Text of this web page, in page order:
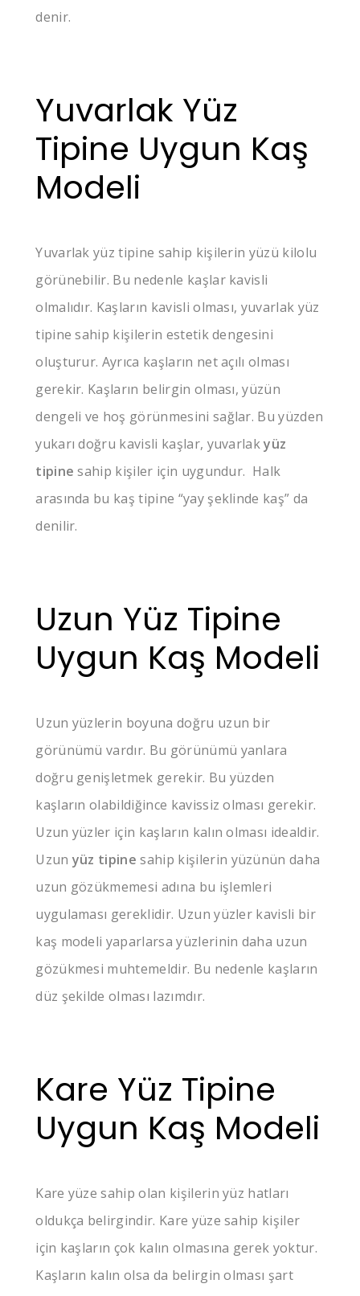
denir.
Yuvarlak Yüz
Tipine Uygun Kaş
Modeli
Yuvarlak yüz tipine sahip kişilerin yüzü kilolu
görünebilir. Bu nedenle kaşlar kavisli
olmalıdır. Kaşların kavisli olması, yuvarlak yüz
tipine sahip kişilerin estetik dengesini
oluşturur. Ayrıca kaşların net açılı olması
gerekir. Kaşların belirgin olması, yüzün
dengeli ve hoş görünmesini sağlar. Bu yüzden
yukarı doğru kavisli kaşlar, yuvarlakyüz
tipine sahip kişiler için uygundur. Halk
arasında bu kaş tipine “yay şeklinde kaş” da
denilir.
Uzun Yüz Tipine
Uygun Kaş Modeli
Uzun yüzlerin boyuna doğru uzun bir
görünümü vardır. Bu görünümü yanlara
doğru genişletmek gerekir. Bu yüzden
kaşların olabildiğince kavissiz olması gerekir.
Uzun yüzler için kaşların kalın olması idealdir.
Uzun yüz tipine sahip kişilerin yüzünün daha
uzun gözükmemesi adına bu işlemleri
uygulaması gereklidir. Uzun yüzler kavisli bir
kaş modeli yaparlarsa yüzlerinin daha uzun
gözükmesi muhtemeldir. Bu nedenle kaşların
düz şekilde olması lazımdır.
Kare Yüz Tipine
Uygun Kaş Modeli
Kare yüze sahip olan kişilerin yüz hatları
oldukça belirgindir. Kare yüze sahip kişiler
için kaşların çok kalın olmasına gerek yoktur.
Kaşların kalın olsa da belirgin olması şart